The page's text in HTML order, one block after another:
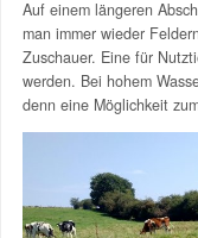
Auf einem längeren
man immer wieder
Zuschauer. Eine für
werden. Bei hohem
denn eine Möglichkeit